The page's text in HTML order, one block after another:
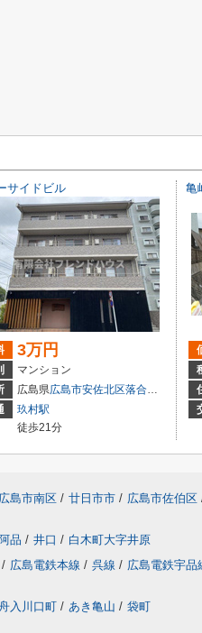
サイドビル
3万円
マンション
広島県広島市安佐北区落合南
２丁目
玖村駅
徒歩21分
亀
広島市南区 / 廿日市市 / 広島市佐伯区
阿品 / 井口 / 白木町大字井原
/ 広島電鉄本線 / 呉線 / 広島電鉄宇品
入川口町 / あき亀山 / 袋町